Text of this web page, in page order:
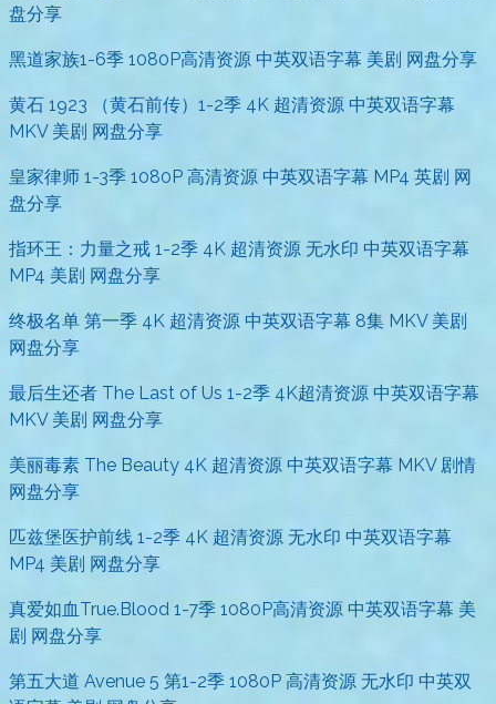
盘分享
黑道家族1-6季 1080P高清资源 中英双语字幕 美剧 网盘分享
黄石 1923 （黄石前传）1-2季 4K 超清资源 中英双语字幕
MKV 美剧 网盘分享
皇家律师 1-3季 1080P 高清资源 中英双语字幕 MP4 英剧 网
盘分享
指环王：力量之戒 1-2季 4K 超清资源 无水印 中英双语字幕
MP4 美剧 网盘分享
终极名单 第一季 4K 超清资源 中英双语字幕 8集 MKV 美剧
网盘分享
最后生还者 The Last of Us 1-2季 4K超清资源 中英双语字幕
MKV 美剧 网盘分享
美丽毒素 The Beauty 4K 超清资源 中英双语字幕 MKV 剧情
网盘分享
匹兹堡医护前线 1-2季 4K 超清资源 无水印 中英双语字幕
MP4 美剧 网盘分享
真爱如血True.Blood 1-7季 1080P高清资源 中英双语字幕 美
剧 网盘分享
第五大道 Avenue 5 第1-2季 1080P 高清资源 无水印 中英双